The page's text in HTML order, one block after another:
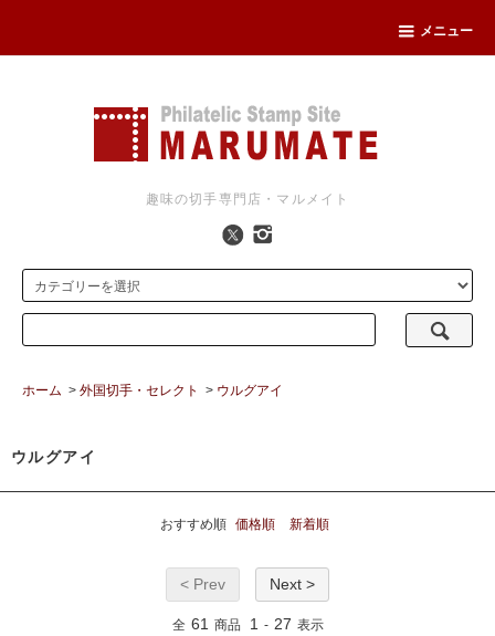
メニュー
趣味の切手専門店・マルメイト
ホーム > 外国切手・セレクト > ウルグアイ
ウルグアイ
おすすめ順 価格順 新着順
< Prev Next >
全 61 商品 1 - 27 表示